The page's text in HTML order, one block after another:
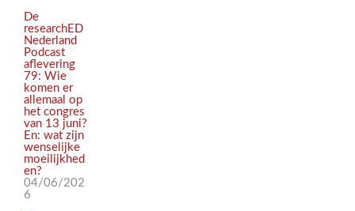
De
researchED
Nederland
Podcast
aflevering
79: Wie
komen er
allemaal op
het congres
van 13 juni?
En: wat zijn
wenselijke
moeilijkhed
en?
04/06/202
6